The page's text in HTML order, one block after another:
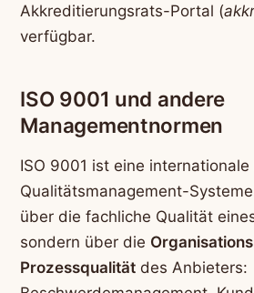
Akkreditierungsrats-Portal (
verfügbar.
ISO 9001 und andere
Managementnormen
ISO 9001 ist eine
Qualitätsmanagement-
über die fachliche Qualität
sondern über die
Prozessqualität des Anbieters: